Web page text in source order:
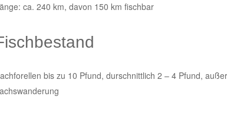
ca. 240 km, davon 150 km fischbar
bis zu 10 Pfund, durschnittlich 2 – 4 Pfund,